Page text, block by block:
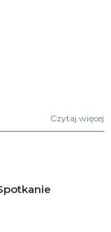
Czytaj więcej